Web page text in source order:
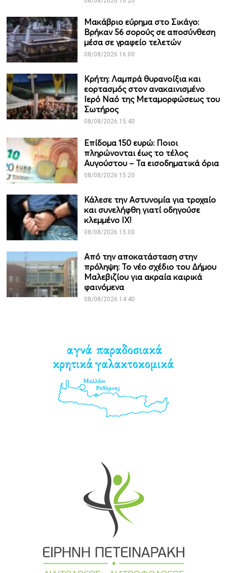
Μακάβριο εύρημα στο Σικάγο:
Βρήκαν 56 σορούς σε αποσύνθεση
μέσα σε γραφείο τελετών
08/08/2026 16:00
Κρήτη: Λαμπρά θυρανοίξια και
εορτασμός στον ανακαινισμένο
Ιερό Ναό της Μεταμορφώσεως του
Σωτήρος
08/08/2026 15:40
Επίδομα 150 ευρώ: Ποιοι
πληρώνονται έως το τέλος
Αυγούστου – Τα εισοδηματικά όρια
08/08/2026 15:20
Κάλεσε την Αστυνομία για τροχαίο
και συνελήφθη γιατί οδηγούσε
κλεμμένο ΙΧ!
08/08/2026 15:00
Από την αποκατάσταση στην
πρόληψη: Το νέο σχέδιο του Δήμου
Μαλεβιζίου για ακραία καιρικά
φαινόμενα
08/08/2026 14:40